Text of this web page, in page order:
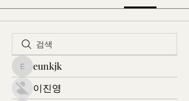
eunkjkeunkjk
이진영